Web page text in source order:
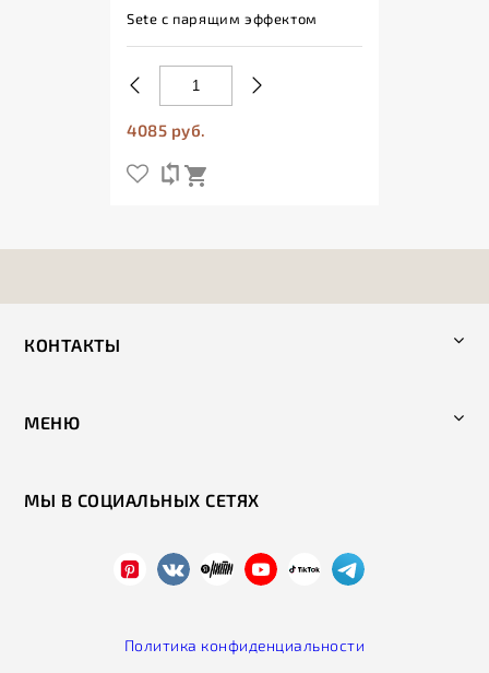
Sete с парящим эффектом
4085 руб.
КОНТАКТЫ
МЕНЮ
МЫ В СОЦИАЛЬНЫХ СЕТЯХ
Политика конфиденциальности